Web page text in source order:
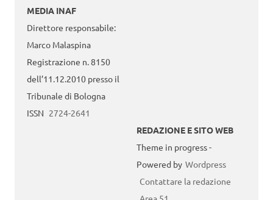
MEDIA INAF
Direttore responsabile:
Marco Malaspina
Registrazione n. 8150
dell’11.12.2010 presso il
Tribunale di Bologna
ISSN 2724-2641
REDAZIONE E SITO WEB
Theme in progress -
Powered by Wordpress
Contattare la redazione